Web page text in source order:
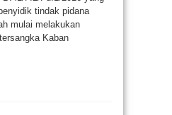
tindak pidana
mulai melakukan
Kaban